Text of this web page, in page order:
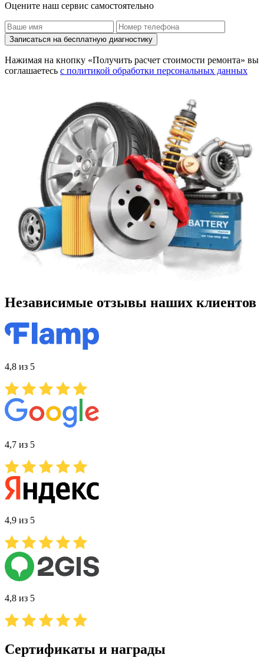
Оцените наш сервис самостоятельно
Записаться на бесплатную диагностику
Нажимая на кнопку «Получить расчет стоимости ремонта» вы
соглашаетесь с политикой обработки персональных данных
Независимые отзывы наших клиентов
4,8 из 5
4,7 из 5
4,9 из 5
4,8 из 5
Сертификаты и награды